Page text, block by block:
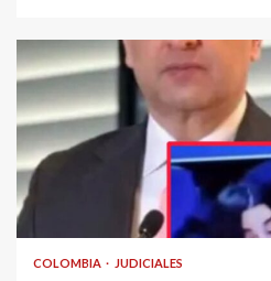
COLOMBIA JUDICIALES